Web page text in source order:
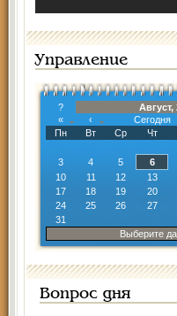
Управление
?
Август,
«
‹ Сегодня
Пн
Вт Ср Чт
3
4 5 6
10
11 12 13
17
18 19 20
24
25 26 27
31
Выберите
Вопрос дня